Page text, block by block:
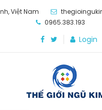
Việt Nam
0965.383.193
Login